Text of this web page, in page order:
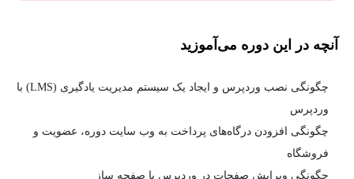
آنچه در این دوره می‌آموزید
چگونگی نصب وردپرس و ایجاد یک سیستم مدیریت یادگیری (LMS) با
وردپرس
چگونگی افزودن درگاه‌های پرداخت به وب سایت دوره، عضویت و
فروشگاه
چگونگی ویرایش صفحات در وردپرس با صفحه ساز